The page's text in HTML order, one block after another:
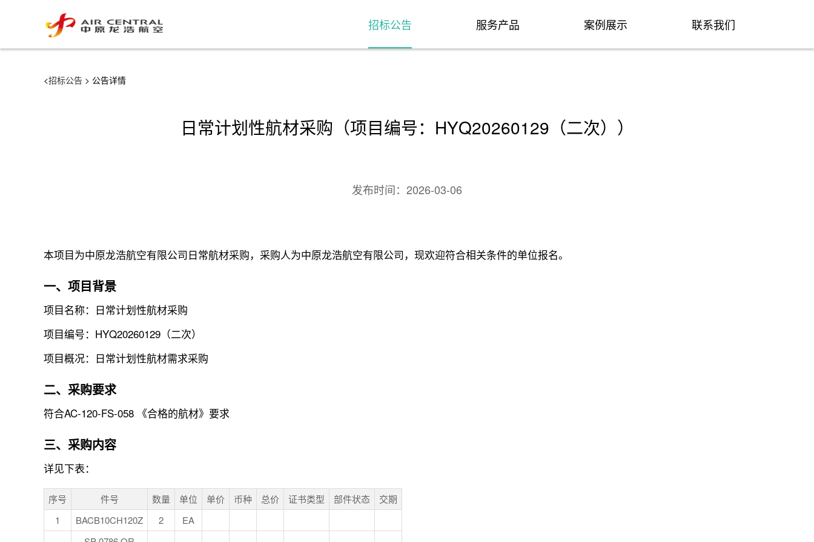
招标公告 服务产品 案例展示 联系我们
<招标公告 > 公告详情
日常计划性航材采购（项目编号：HYQ20260129（二次））
发布时间： 2026-03-06
本项目为中原龙浩航空有限公司日常航材采购，采购人为中原龙浩航空有限公司，现欢迎符合相关条件的单位报名。
一、项目背景
项目名称：日常计划性航材采购
项目编号：HYQ20260129（二次）
项目概况：日常计划性航材需求采购
二、采购要求
符合AC-120-FS-058 《合格的航材》要求
三、采购内容
详见下表：
序号 件号 数量 单位 单价 币种 总价 证书类型 部件状态
交期
1
BACB10CH120Z 2 EA